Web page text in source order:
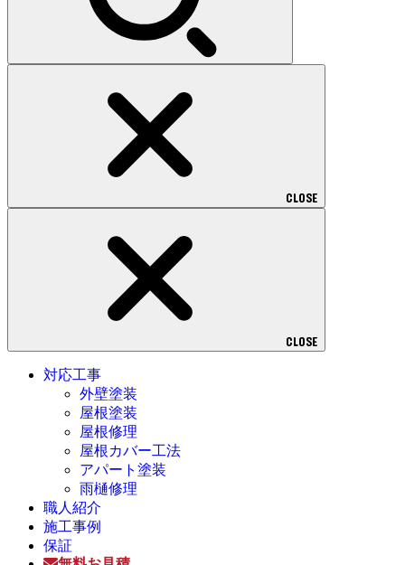
CLOSE
CLOSE
対応工事
外壁塗装
屋根塗装
屋根修理
屋根カバー工法
アパート塗装
雨樋修理
職人紹介
施工事例
保証